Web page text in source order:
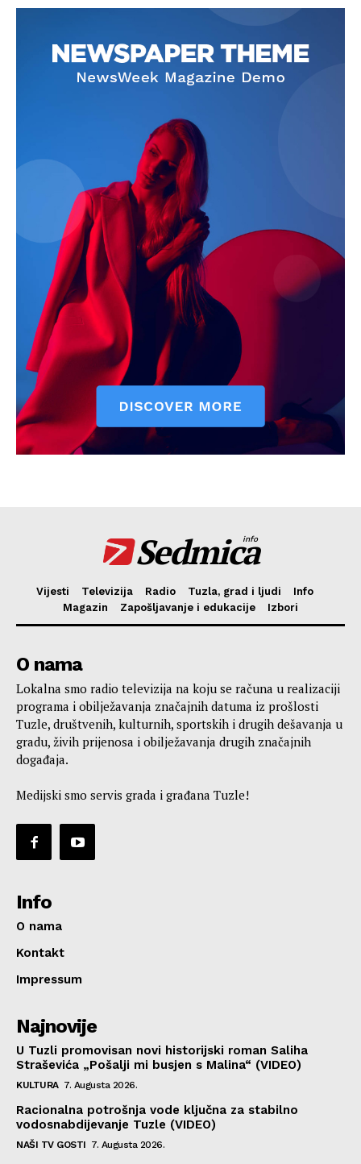
O nama
Impressum
Sedmica
info
Vijesti Televizija Radio Tuzla, grad i ljudi
Info
Magazin
Zapošljavanje i edukacije Izbori
O nama
Lokalna smo radio televizija na koju se računa u realizaciji
programa i obilježavanja značajnih datuma iz prošlosti
Tuzle, društvenih, kulturnih, sportskih i drugih dešavanja u
gradu, živih prijenosa i obilježavanja drugih značajnih
događaja.
Medijski smo servis grada i građana Tuzle!
Info
O nama
Kontakt
Impressum
Najnovije
U Tuzli promovisan novi historijski roman Saliha
Straševića „Pošalji mi busjen s Malina“ (VIDEO)
KULTURA 7. Augusta 2026.
Racionalna potrošnja vode ključna za stabilno
vodosnabdijevanje Tuzle (VIDEO)
NAŠI TV GOSTI 7. Augusta 2026.